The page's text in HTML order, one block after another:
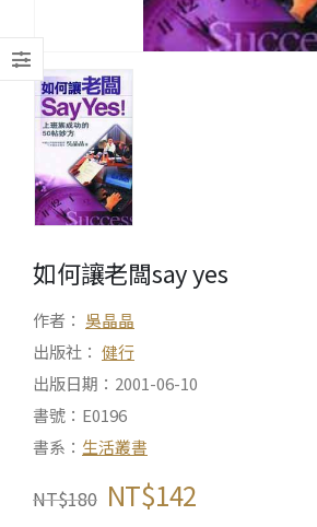
如何讓老闆say yes
作者： 吳晶晶
出版社： 健行
出版日期：2001-06-10
書號：E0196
書系： 生活叢書
NT$180 NT$142